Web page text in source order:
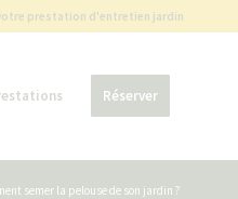
prestation d'entretien jardin
Réserver
semer la pelouse de son jardin ?